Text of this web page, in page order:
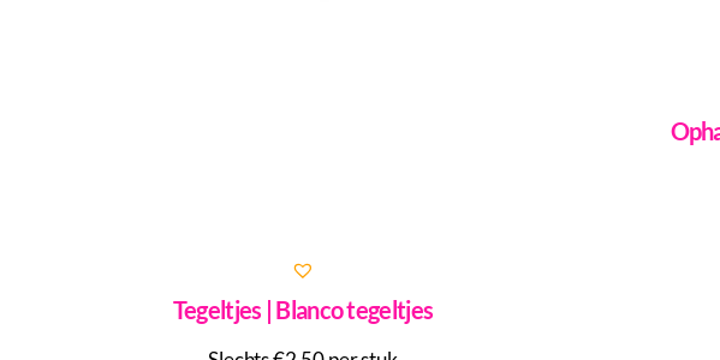
Tegeltjes | Blanco tegeltjes